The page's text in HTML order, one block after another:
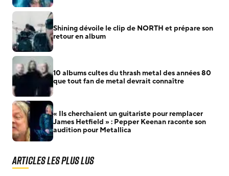
Shining dévoile le clip de NORTH et prépare son
retour en album
10 albums cultes du thrash metal des années 80
que tout fan de metal devrait connaître
« Ils cherchaient un guitariste pour remplacer
James Hetfield » : Pepper Keenan raconte son
audition pour Metallica
Articles les plus lus